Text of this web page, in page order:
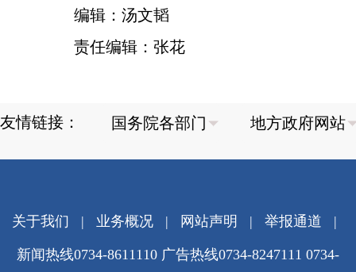
编辑：汤文韬
责任编辑：张花
友情链接：
关于我们 | 业务概况| 网站声明 | 举报通道 |
新闻热线0734-8611110 广告热线0734-8247111 0734-